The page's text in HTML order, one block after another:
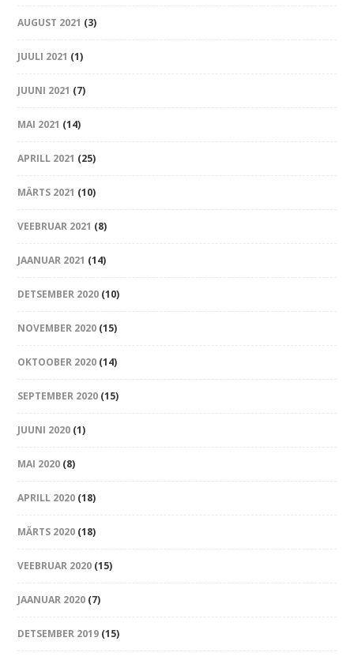
AUGUST 2021 (3)
JUULI 2021 (1)
JUUNI 2021 (7)
MAI 2021 (14)
APRILL 2021 (25)
MÄRTS 2021 (10)
VEEBRUAR 2021 (8)
JAANUAR 2021 (14)
DETSEMBER 2020 (10)
NOVEMBER 2020 (15)
OKTOOBER 2020 (14)
SEPTEMBER 2020 (15)
JUUNI 2020 (1)
MAI 2020 (8)
APRILL 2020 (18)
MÄRTS 2020 (18)
VEEBRUAR 2020 (15)
JAANUAR 2020 (7)
DETSEMBER 2019 (15)